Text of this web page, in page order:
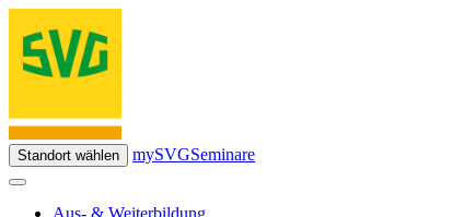
Standort wählen mySVGSeminare
Aus- & Weiterbildung